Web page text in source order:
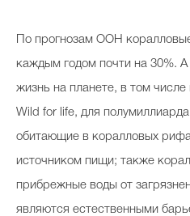
По прогнозам ООН
каждым годом почти на 30%. А
жизнь на планете, в том
Wild for life, для
обитающие в коралловых
источником пищи; также
прибрежные воды от
являются естественными